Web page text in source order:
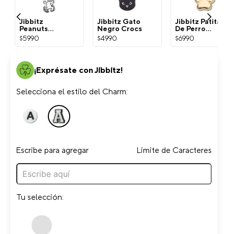
Jibbitz
Peanuts
Snoopy
Blanco Crocs
$5990
Jibbitz Gato
Negro Crocs
$4990
Jibbitz Patita
De Perro
Dorada Crocs
$6990
¡Exprésate con Jibbitz!
Selecciona el estilo del Charm:
Escribe para agregar Limite de Caracteres
Tu selección: